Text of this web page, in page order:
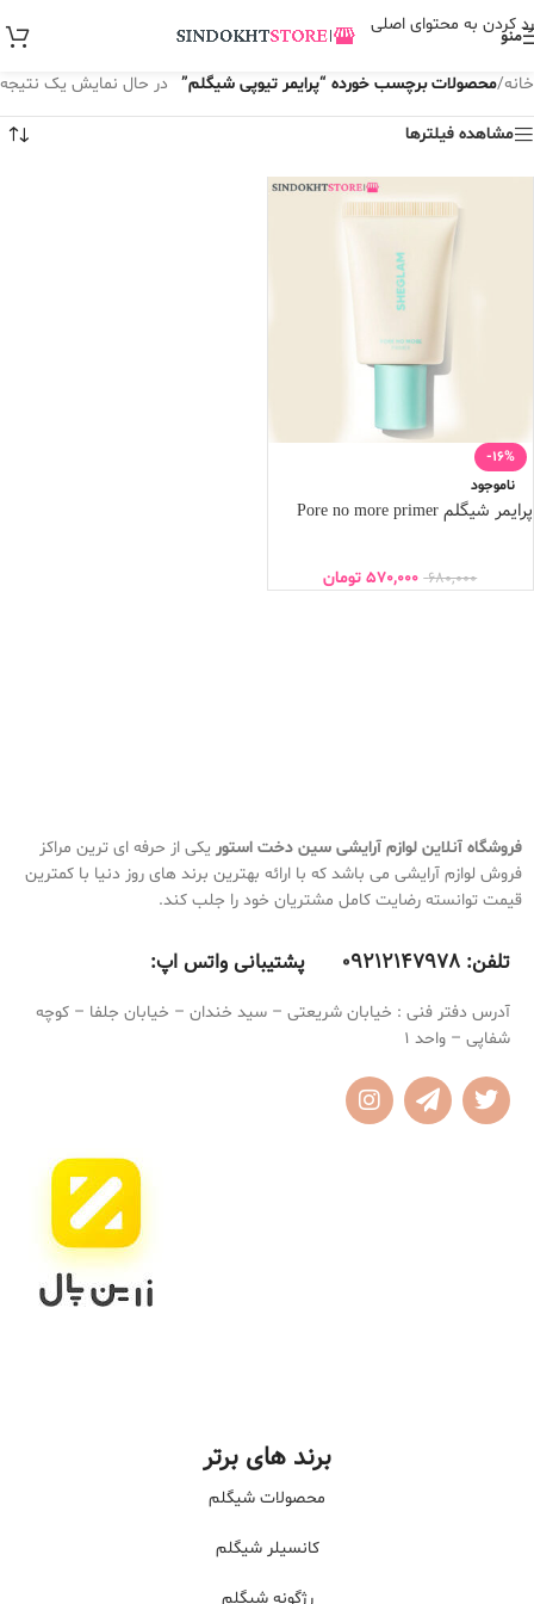
رد کردن به محتوای اصلی
منو
خانه/محصولات برچسب خورده “پرایمر تیوپی شیگلم” در حال نمایش یک نتیجه
مشاهده فیلترها
-16%
ناموجود
پرایمر شیگلم Pore no more primer
680,000
570,000 تومان
فروشگاه آنلاین لوازم آرایشی سین دخت استور یکی از حرفه ای ترین مراکز
فروش لوازم آرایشی می باشد که با ارائه بهترین برند های روز دنیا با کمترین
قیمت توانسته رضایت کامل مشتریان خود را جلب کند.
تلفن: 09212147978 پشتیبانی واتس اپ:
آدرس دفتر فنی : خیابان شریعتی – سید خندان – خیابان جلفا – کوچه
شفاپی – واحد 1
برند های برتر
محصولات شیگلم
کانسیلر شیگلم
رژگونه شیگلم